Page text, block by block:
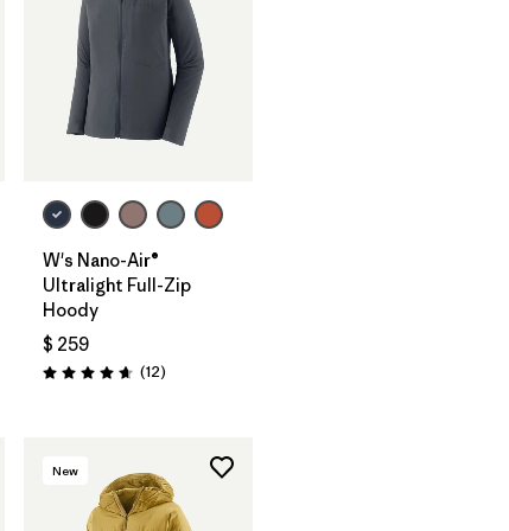
W's Nano-Air®
Ultralight Full-Zip
Hoody
$ 259
Valoración: 4.7 / 5
(12Comentarios
)
New